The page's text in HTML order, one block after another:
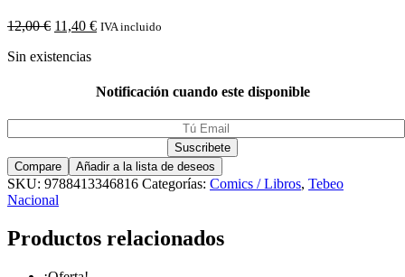
12,00€ 11,40 € IVA incluido
Sin existencias
Notificación cuando este disponible
Compare Añadir a la lista de deseos
SKU: 9788413346816 Categorías: Comics / Libros, Tebeo
Nacional
Productos relacionados